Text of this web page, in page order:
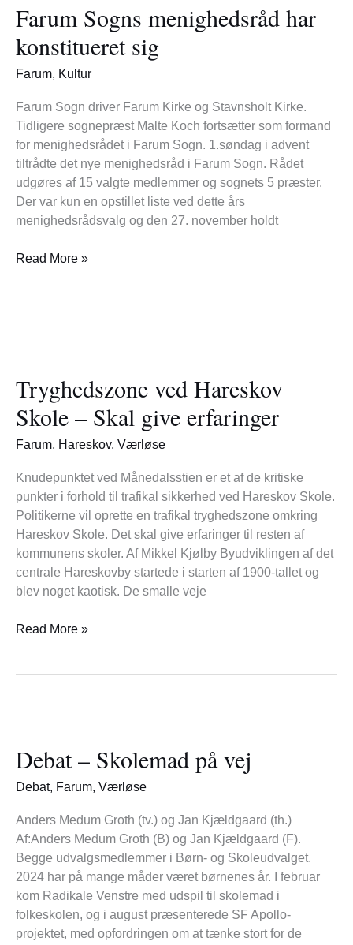
Farum Sogns menighedsråd har
konstitueret sig
Farum, Kultur
Farum Sogn driver Farum Kirke og Stavnsholt Kirke.
Tidligere sognepræst Malte Koch fortsætter som formand
for menighedsrådet i Farum Sogn. 1.søndag i advent
tiltrådte det nye menighedsråd i Farum Sogn. Rådet
udgøres af 15 valgte medlemmer og sognets 5 præster.
Der var kun en opstillet liste ved dette års
menighedsrådsvalg og den 27. november holdt
menighedsråd
har
konstitueret
sig
Read More »
Tryghedszone ved Hareskov
Skole – Skal give erfaringer
Farum, Hareskov, Værløse
Knudepunktet ved Månedalsstien er et af de kritiske
punkter i forhold til trafikal sikkerhed ved Hareskov Skole.
Politikerne vil oprette en trafikal tryghedszone omkring
Hareskov Skole. Det skal give erfaringer til resten af
kommunens skoler. Af Mikkel Kjølby Byudviklingen af det
centrale Hareskovby startede i starten af 1900-tallet og
blev noget kaotisk. De smalle veje
Hareskov
Skole
–
Skal
erfaringer
Read More »
Debat – Skolemad på vej
Debat, Farum, Værløse
Anders Medum Groth (tv.) og Jan Kjældgaard (th.)
Af:Anders Medum Groth (B) og Jan Kjældgaard (F).
Begge udvalgsmedlemmer i Børn- og Skoleudvalget.
2024 har på mange måder været børnenes år. I februar
kom Radikale Venstre med udspil til skolemad i
folkeskolen, og i august præsenterede SF Apollo-
projektet, med opfordringen om at tænke stort for de
Skolemad
på
vej